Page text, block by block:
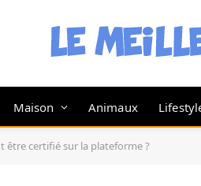
Maison Animaux
être certifié sur la plateforme ?